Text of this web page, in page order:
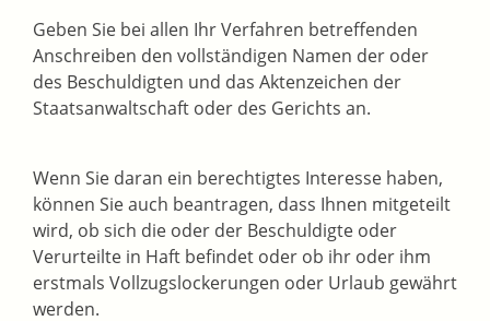
Geben Sie bei allen Ihr Verfahren betreffenden
Anschreiben den vollständigen Namen der oder
des Beschuldigten und das Aktenzeichen der
Staatsanwaltschaft oder des Gerichts an.
Wenn Sie daran ein berechtigtes Interesse haben,
können Sie auch beantragen, dass Ihnen mitgeteilt
wird, ob sich die oder der Beschuldigte oder
Verurteilte in Haft befindet oder ob ihr oder ihm
erstmals Vollzugslockerungen oder Urlaub gewährt
werden.